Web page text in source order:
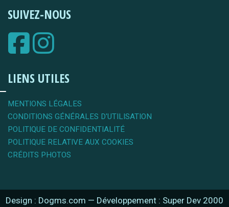
SUIVEZ-NOUS
LIENS UTILES
MENTIONS LÉGALES
CONDITIONS GÉNÉRALES D'UTILISATION
POLITIQUE DE CONFIDENTIALITÉ
POLITIQUE RELATIVE AUX COOKIES
CRÉDITS PHOTOS
Design : Dogms.com — Développement : Super Dev 2000